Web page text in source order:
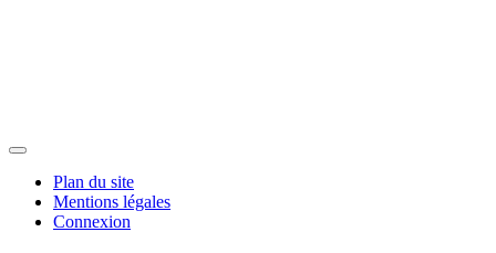
Plan du site
Mentions légales
Connexion